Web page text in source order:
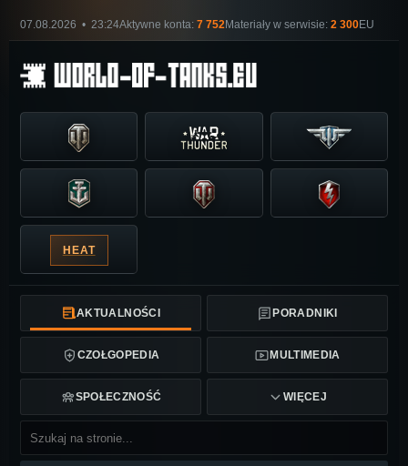
07.08.2026 • 23:24Aktywne konta: 7 752Materiały w serwisie: 2 300EU
HEAT
AKTUALNOŚCI PORADNIKI
CZOŁGOPEDIA MULTIMEDIA
SPOŁECZNOŚĆ WIĘCEJ